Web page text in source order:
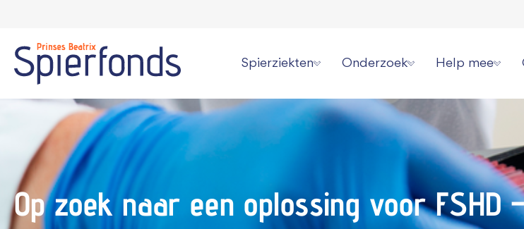
Spierziekten
Wat is een spierziekte
Overzicht alle spierziekten
Kan een spierziekte jou overkomen?
Onderzoek
Onze onderzoeksstrategie
Overzicht alle onderzoeken
Videoserie onderzoek
Informatie voor onderzoekers
Help mee
Zelf actievoeren
Aanmelden
Collecteren
Op zoek naar een oplossing voor FSHD